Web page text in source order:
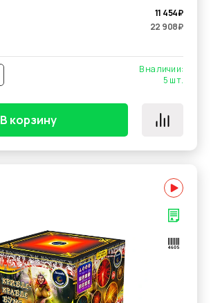
11 454₽
22 908₽
В наличии:
5 шт.
В корзину